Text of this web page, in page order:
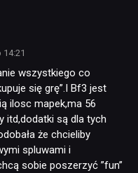
14:21
wszystkiego co
się grę”.I Bf3 jest
ilosc mapek,ma 56
itd,dodatki są dla tych
że chcieliby
spluwami i
sobie poszerzyć ”fun”